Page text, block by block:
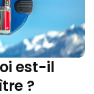
est-il
?